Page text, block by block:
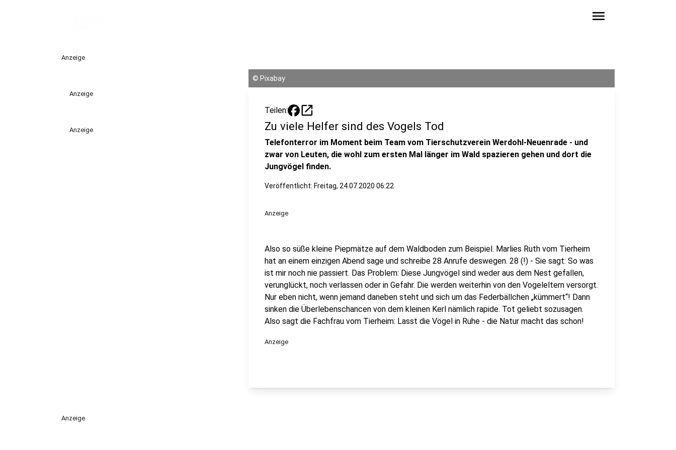
menu
Anzeige
Anzeige
Anzeige
© Pixabay
Teilen: open_in_new
Zu viele Helfer sind des Vogels Tod
Telefonterror im Moment beim Team vom Tierschutzverein Werdohl-Neuenrade - und
zwar von Leuten, die wohl zum ersten Mal länger im Wald spazieren gehen und dort die
Jungvögel finden.
Veröffentlicht: Freitag, 24.07.2020 06:22
Anzeige
Also so süße kleine Piepmätze auf dem Waldboden zum Beispiel. Marlies Ruth vom Tierheim
hat an einem einzigen Abend sage und schreibe 28 Anrufe deswegen. 28 (!) - Sie sagt: So was
ist mir noch nie passiert. Das Problem: Diese Jungvögel sind weder aus dem Nest gefallen,
verunglückt, noch verlassen oder in Gefahr. Die werden weiterhin von den Vogeleltern versorgt.
Nur eben nicht, wenn jemand daneben steht und sich um das Federbällchen „kümmert“! Dann
sinken die Überlebenschancen von dem kleinen Kerl nämlich rapide. Tot geliebt sozusagen.
Also sagt die Fachfrau vom Tierheim: Lasst die Vögel in Ruhe - die Natur macht das schon!
Anzeige
Anzeige